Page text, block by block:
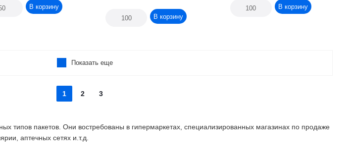
В корзину
В корзину
В корзину
Показать еще
1 2 3
типов пакетов. Они востребованы в гипермаркетах, специализированных магазинах по продаже
аптечных сетях и.т.д.